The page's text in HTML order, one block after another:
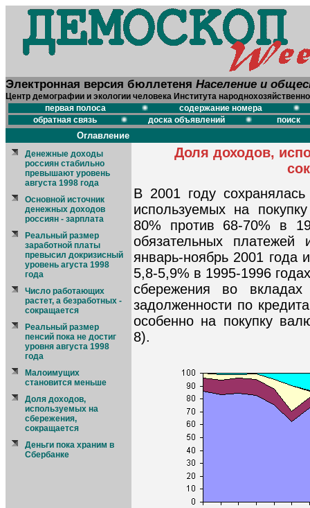
Электронная версия бюллетеня Население и
Центр демографии и экологии человека Института
первая полоса
содержание номера
обратная связь
доска объявлений поиск
Оглавление
Денежные доходы
россиян стабильно
превышают уровень
августа 1998 года
Основной источник
денежных доходов
россиян - зарплата
Реальный размер
заработной платы
превысил докризисный
уровень агуста 1998
года
Число работающих
растет, а безработных -
сокращается
Реальный размер
пенсий пока не достиг
уровня августа 1998
года
Малоимущих
становится меньше
Доля доходов,
используемых на
сбережения,
сокращается
Деньги пока храним в
Сбербанке
Доля доходов,
В 2001 году
используемых на
80% против 68-70% в
обязательных
январь-ноябрь 2001 года
5,8-5,9% в 1995-1996
сбережения во
задолженности по
особенно на покупку
8).